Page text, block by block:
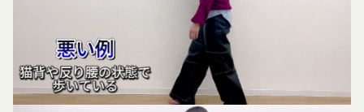
当社は、お客様にとってより使いやすく、より価値
ある情報を提供するためにCookie(以下「クッキ
ー」といいます。これに類似の技術を含みます。)
を使用することがあります。
クッキーは、ウェブサイトを利用されたときにご利
用のパソコンや携帯端末に一時的にデータを保存さ
個別規定や追加規定を掲載する場合、又は第11条
に定める方法により本サービスに関するルール等を
発信する場合、それらは本規約の一部を構成するも
のとし、個別規定、追加規定又はルール等が本規約
と抵触する場合には、当該個別規定、追加規定又は